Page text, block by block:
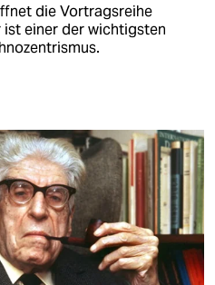
die Vortragsreihe
ist einer der wichtigsten